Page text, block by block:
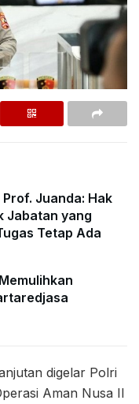
Prof. Juanda: Hak
Jabatan yang
Tetap Ada
digelar Polri
Aman Nusa II